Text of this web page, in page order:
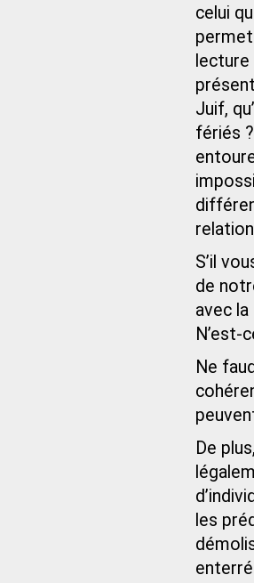
celui
Juif,
fériés
S’il
de
avec
N’est-
Ne
De
les